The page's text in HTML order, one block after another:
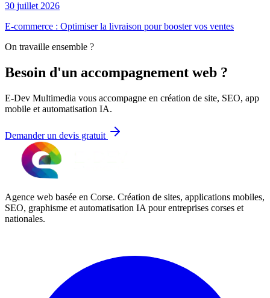
30 juillet 2026
E-commerce : Optimiser la livraison pour booster vos ventes
On travaille ensemble ?
Besoin d'un accompagnement web ?
E-Dev Multimedia vous accompagne en création de site, SEO, app
mobile et automatisation IA.
Demander un devis gratuit
Agence web basée en Corse. Création de sites, applications mobiles,
SEO, graphisme et automatisation IA pour entreprises corses et
nationales.